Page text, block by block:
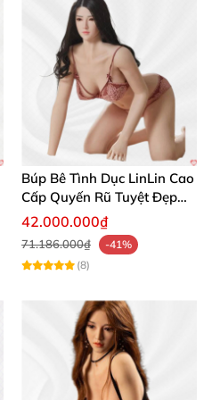
Búp Bê Tình Dục LinLin Cao
Cấp Quyến Rũ Tuyệt Đẹp
Mua Ngay
42.000.000₫
71.186.000₫
-41%
(8)